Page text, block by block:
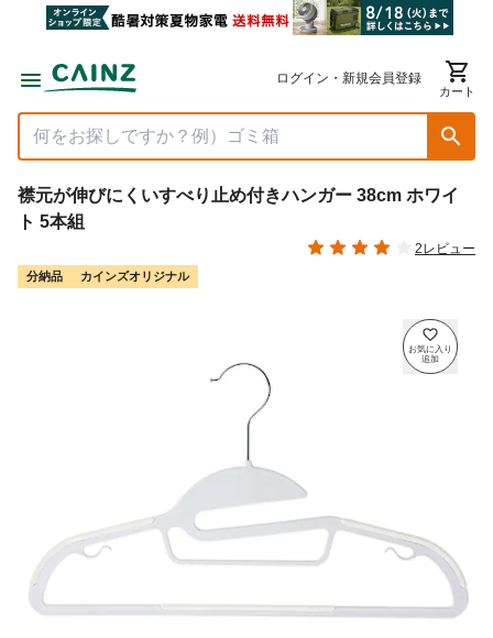
ログイン・新規会員登録
カート
襟元が伸びにくいすべり止め付きハンガー 38cm ホワイ
ト 5本組
2レビュー
分納品 カインズオリジナル